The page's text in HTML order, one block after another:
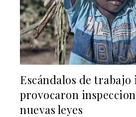
Escándalos de
provocaron
nuevas leyes